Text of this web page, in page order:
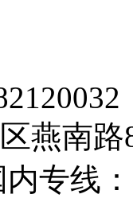
燕南
内专线